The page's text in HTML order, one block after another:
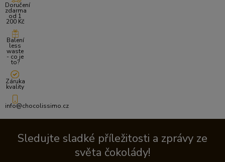
Doručení
zdarma
od 1
200 Kč
Balení
less
waste
- co je
to?
Záruka
kvality
info@chocolissimo.cz
Sledujte sladké příležitosti a zprávy ze
světa čokolády!